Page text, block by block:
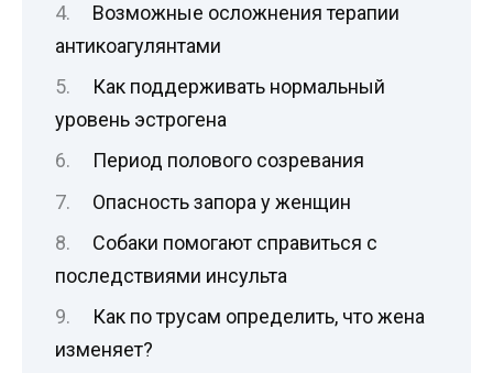
Возможные осложнения терапии
антикоагулянтами
Как поддерживать нормальный
уровень эстрогена
Период полового созревания
Опасность запора у женщин
Собаки помогают справиться с
последствиями инсульта
Как по трусам определить, что жена
изменяет?